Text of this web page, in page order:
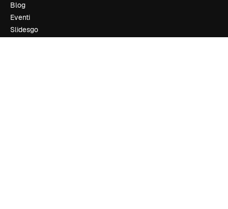
Blog
Eventi
Slidesgo